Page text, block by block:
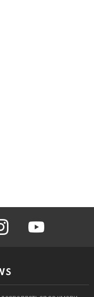
instagram youtube